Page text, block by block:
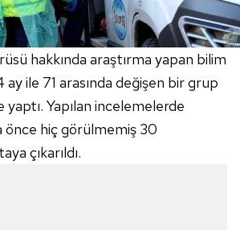
hakkında araştırma yapan bilim
ay ile 71 arasında değişen bir grup
Yapılan incelemelerde
önce hiç görülmemiş 30
çıkarıldı.